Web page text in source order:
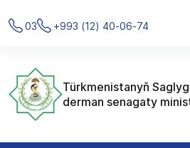
03 +993 (12) 40-06-74
Türkmenistanyň
derman senagaty